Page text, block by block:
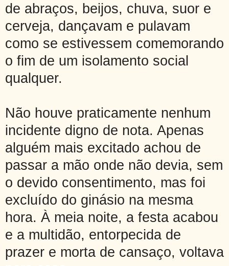
de abraços, beijos, chuva, suor e
cerveja, dançavam e pulavam
como se estivessem comemorando
o fim de um isolamento social
qualquer.
Não houve praticamente nenhum
incidente digno de nota. Apenas
alguém mais excitado achou de
passar a mão onde não devia, sem
o devido consentimento, mas foi
excluído do ginásio na mesma
hora. À meia noite, a festa acabou
e a multidão, entorpecida de
prazer e morta de cansaço, voltava